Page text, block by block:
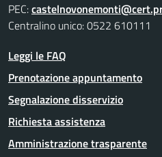
PEC:
Centralino unico: 0522 610111
Leggi le FAQ
Prenotazione appuntamento
Segnalazione disservizio
Richiesta assistenza
Amministrazione trasparente